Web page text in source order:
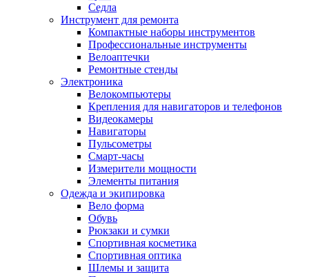
Седла
Инструмент для ремонта
Компактные наборы инструментов
Профессиональные инструменты
Велоаптечки
Ремонтные стенды
Электроника
Велокомпьютеры
Крепления для навигаторов и телефонов
Видеокамеры
Навигаторы
Пульсометры
Смарт-часы
Измерители мощности
Элементы питания
Одежда и экипировка
Вело форма
Обувь
Рюкзаки и сумки
Спортивная косметика
Спортивная оптика
Шлемы и защита